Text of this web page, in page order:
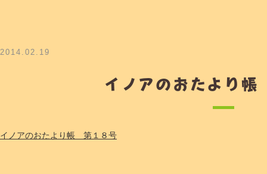
2014.02.19
イノアのおたより
イノアのおたより帳 第１８号